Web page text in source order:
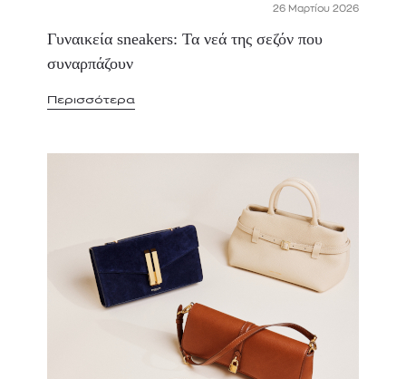
26 Μαρτίου 2026
Γυναικεία sneakers: Τα νεά της σεζόν που
συναρπάζουν
Περισσότερα